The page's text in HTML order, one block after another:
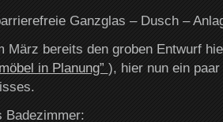
Ganzglas – Dusch –
März bereits den groben Entwurf
in Planung” ), hier nun ein
Badezimmer: